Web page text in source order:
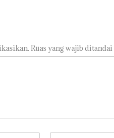
Ruas yang wajib ditandai